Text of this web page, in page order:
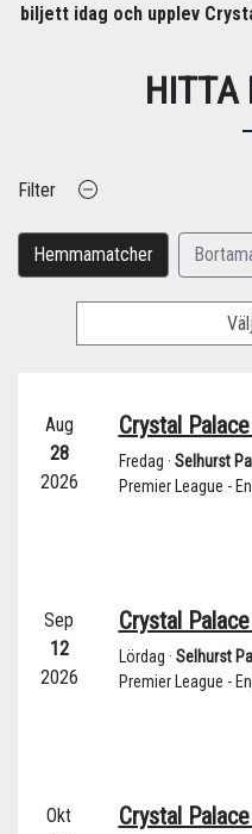
biljett idag och upplev